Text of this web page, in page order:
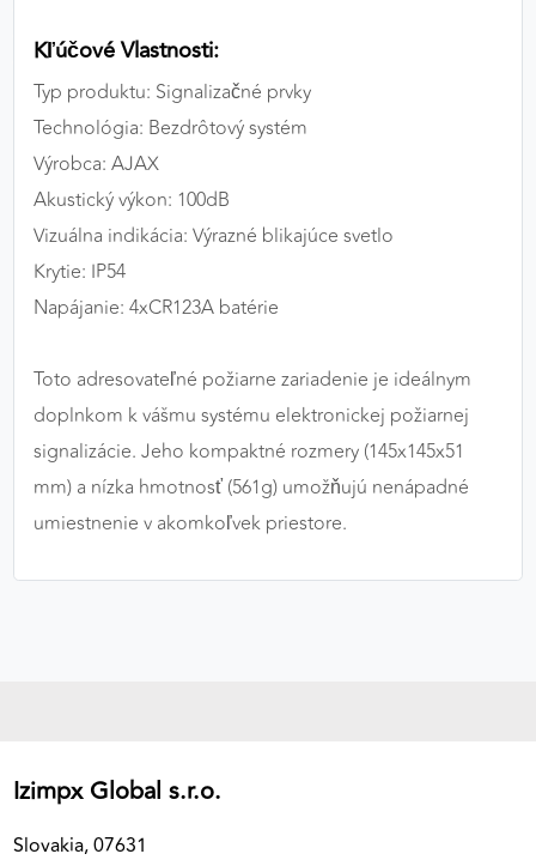
Kľúčové Vlastnosti:
Typ produktu: Signalizačné prvky
Technológia: Bezdrôtový systém
Výrobca: AJAX
Akustický výkon: 100dB
Vizuálna indikácia: Výrazné blikajúce svetlo
Krytie: IP54
Napájanie: 4xCR123A batérie
Toto adresovateľné požiarne zariadenie je ideálnym
doplnkom k vášmu systému elektronickej požiarnej
signalizácie. Jeho kompaktné rozmery (145x145x51
mm) a nízka hmotnosť (561g) umožňujú nenápadné
umiestnenie v akomkoľvek priestore.
Izimpx Global s.r.o.
Slovakia, 07631